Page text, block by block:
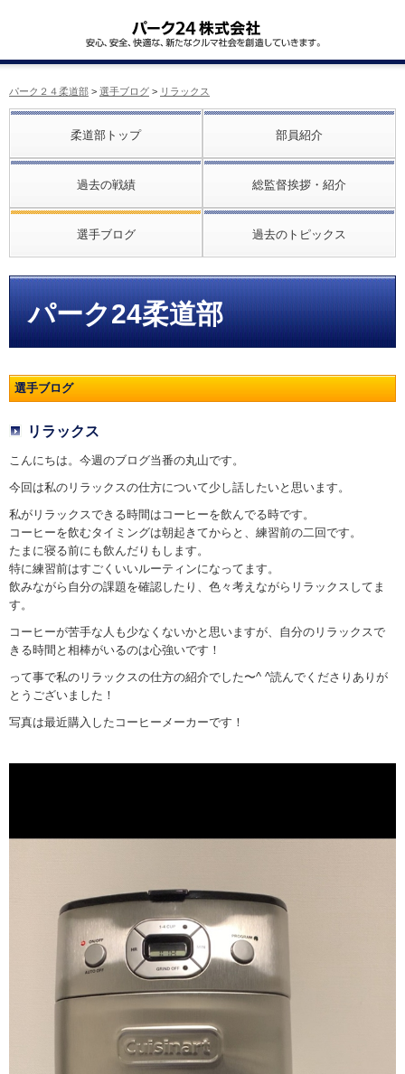
パーク２４柔道部 > 選手ブログ > リラックス
柔道部トップ 部員紹介
過去の戦績 総監督挨拶・紹介
選手ブログ 過去のトピックス
パーク24柔道部
選手ブログ
リラックス
こんにちは。今週のブログ当番の丸山です。
今回は私のリラックスの仕方について少し話したいと思います。
私がリラックスできる時間はコーヒーを飲んでる時です。
コーヒーを飲むタイミングは朝起きてからと、練習前の二回です。
たまに寝る前にも飲んだりもします。
特に練習前はすごくいいルーティンになってます。
飲みながら自分の課題を確認したり、色々考えながらリラックスしてま
す。
コーヒーが苦手な人も少なくないかと思いますが、自分のリラックスで
きる時間と相棒がいるのは心強いです！
って事で私のリラックスの仕方の紹介でした〜^ ^読んでくださりありが
とうございました！
写真は最近購入したコーヒーメーカーです！